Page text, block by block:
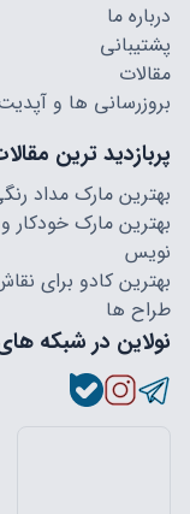
درباره ما
پشتیبانی
مقالات
بروزرسانی ها و
پربازدید ترین
بهترین مارک مداد
بهترین مارک خودکار
نویس
بهترین کادو برای
طراح ها
نولاین در شبکه